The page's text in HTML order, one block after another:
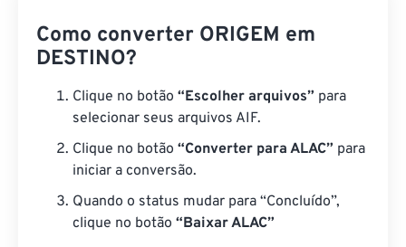
Como converter ORIGEM em
DESTINO?
Clique no botão “Escolher arquivos” para
selecionar seus arquivos AIF.
Clique no botão “Converter para ALAC” para
iniciar a conversão.
Quando o status mudar para “Concluído”,
clique no botão “Baixar ALAC”